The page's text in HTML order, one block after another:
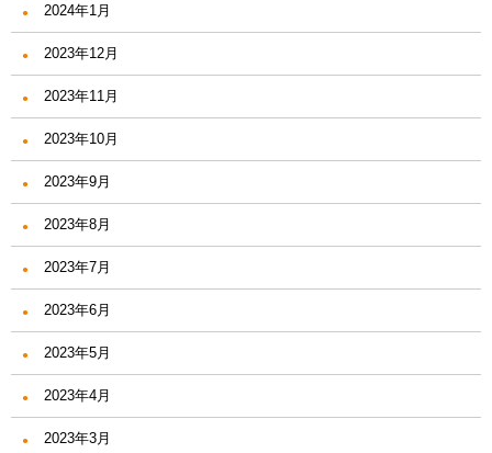
2024年1月
2023年12月
2023年11月
2023年10月
2023年9月
2023年8月
2023年7月
2023年6月
2023年5月
2023年4月
2023年3月